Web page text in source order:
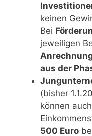
keinen
Bei
jeweiligen
aus der
(bisher
können
500 Euro